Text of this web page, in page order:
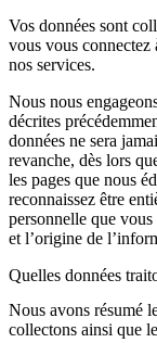
Vos données sont
vous vous connectez
nos services.
Nous nous
décrites
données ne sera
revanche, dès lors
les pages que nous
reconnaissez être
personnelle que
et l’origine de
Quelles données
Nous avons résumé
collectons ainsi que